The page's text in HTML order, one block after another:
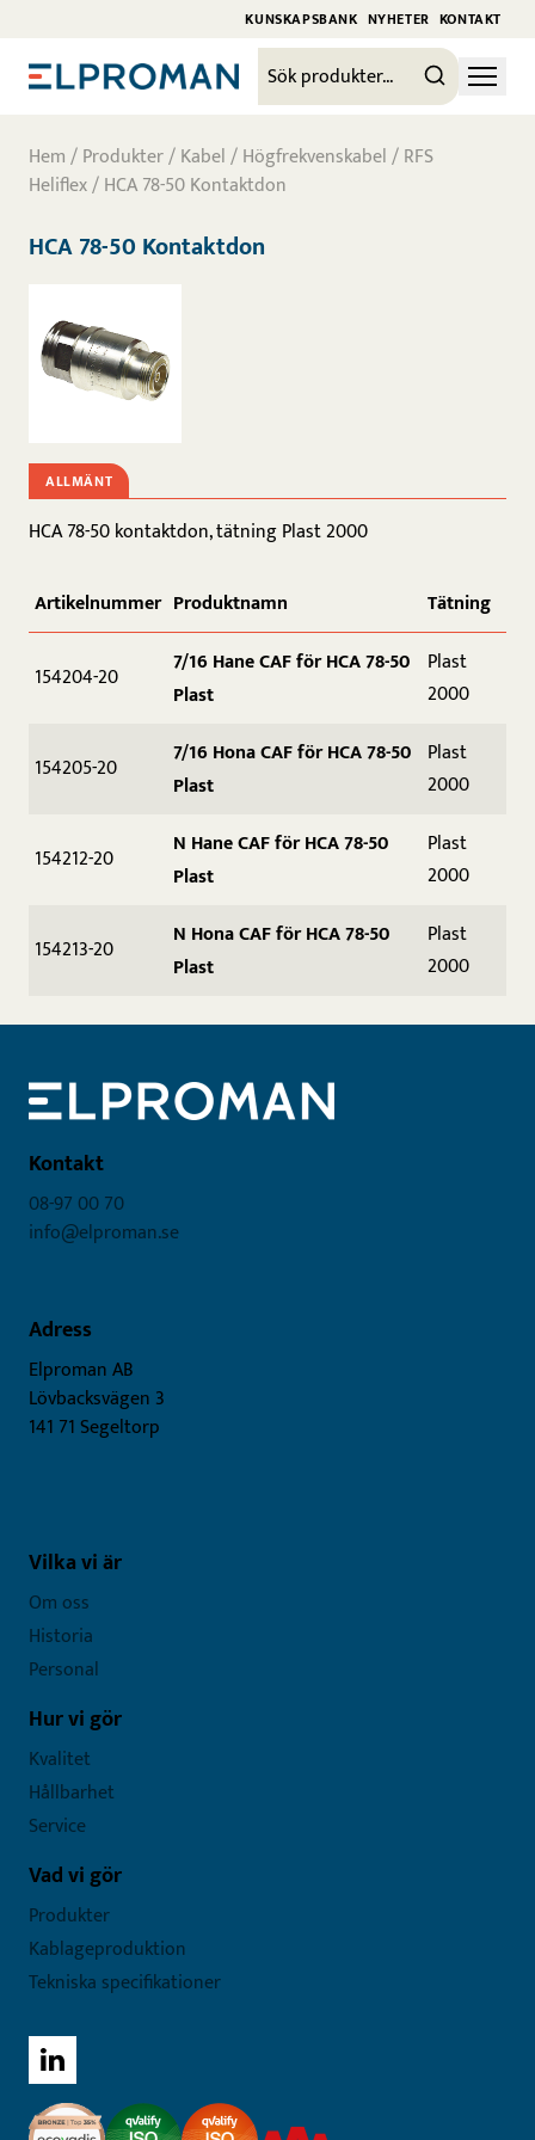
KUNSKAPSBANK NYHETER KONTAKT
Hem/Produkter/Kabel/Högfrekvenskabel/RFS
Heliflex/ HCA 78-50 Kontaktdon
HCA 78-50 Kontaktdon
ALLMÄNT
HCA 78-50 kontaktdon, tätning Plast 2000
Artikelnummer Produktnamn Tätning
154204-20
7/16 Hane CAF för HCA 78-50
Plast
Plast
2000
154205-20
7/16 Hona CAF för HCA 78-50
Plast
Plast
2000
154212-20
N Hane CAF för HCA 78-50
Plast
Plast
2000
154213-20
N Hona CAF för HCA 78-50
Plast
Plast
2000
Kontakt
08-97 00 70
info@elproman.se
Adress
Elproman AB
Lövbacksvägen 3
141 71 Segeltorp
Vilka vi är
Om oss
Historia
Personal
Hur vi gör
Kvalitet
Hållbarhet
Service
Vad vi gör
Produkter
Kablageproduktion
Tekniska specifikationer